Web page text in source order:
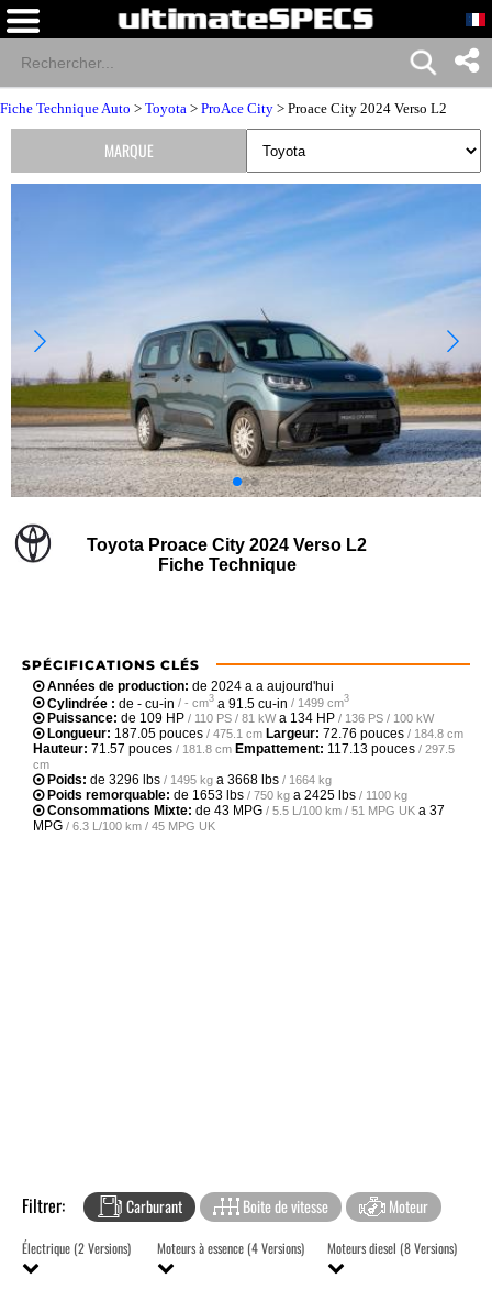
Fiche Technique Auto > Toyota > ProAce City > Proace City 2024 Verso L2
Toyota Proace City 2024 Verso L2
Fiche Technique
SPÉCIFICATIONS CLÉS
Années de production: de 2024 a a aujourd'hui
Cylindrée : de - cu-in / - cm3 a 91.5 cu-in / 1499 cm3
Puissance: de 109 HP / 110 PS / 81 kWa 134 HP / 136 PS / 100 kW
Longueur: 187.05 pouces / 475.1 cm Largeur: 72.76 pouces / 184.8 cm
Hauteur: 71.57 pouces / 181.8 cm Empattement: 117.13 pouces / 297.5
cm
Poids: de 3296 lbs / 1495 kg a 3668 lbs / 1664 kg
Poids remorquable: de 1653 lbs / 750 kg a 2425 lbs / 1100 kg
Consommations Mixte: de 43 MPG / 5.5 L/100 km / 51 MPG UK a 37
MPG / 6.3 L/100 km / 45 MPG UK
Filtrer: Carburant Boite de vitesse Moteur
Électrique (2 Versions) Moteurs à essence (4 Versions) Moteurs diesel (8 Versions)
MARQUE